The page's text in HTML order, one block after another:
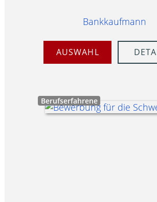
Bankkaufmann
AUSWAHL
Berufserfahrene